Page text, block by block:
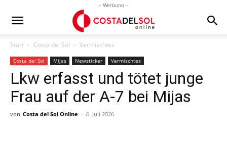
- Werbung -
Start Costa del Sol Vermischtes
Costa del Sol Mijas Newsticker Vermischtes
Lkw erfasst und tötet junge
Frau auf der A-7 bei Mijas
von Costa del Sol Online - 6. Juli 2026